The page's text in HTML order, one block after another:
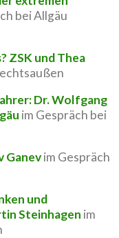
bei Allgäu
ZSK und Thea
Dr. Wolfgang
im Gespräch bei
Ganevim Gespräch
und
Steinhagen im